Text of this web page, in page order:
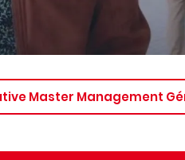
Master Management